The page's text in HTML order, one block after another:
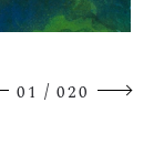
01 / 020